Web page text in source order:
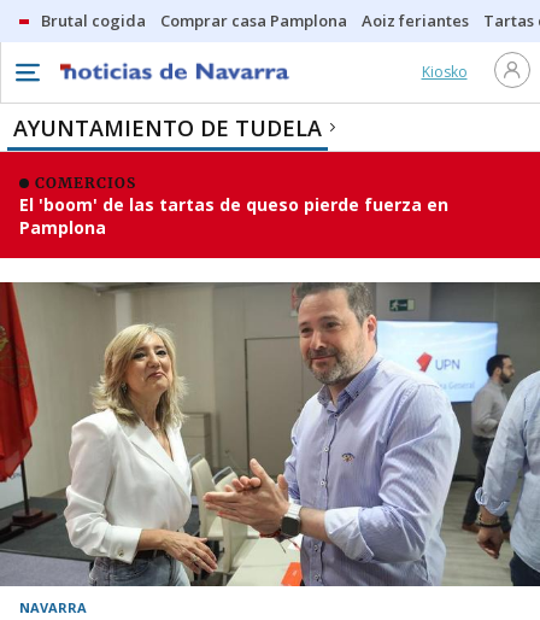
Brutal cogida Comprar casa Pamplona Aoiz feriantes Tartas
Kiosko
AYUNTAMIENTO DE TUDELA
COMERCIOS
El 'boom' de las tartas de queso pierde fuerza en
Pamplona
NAVARRA